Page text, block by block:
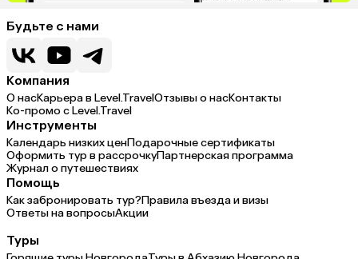
Будьте с нами
Компания
О насКарьера в Level.TravelОтзывы о насКонтакты
Ко-промо с Level.Travel
Инструменты
Календарь низких ценПодарочные сертификаты
Оформить тур в рассрочкуПартнерская программа
Журнал о путешествиях
Помощь
Как забронировать тур?Правила въезда и визы
Ответы на вопросыАкции
Туры